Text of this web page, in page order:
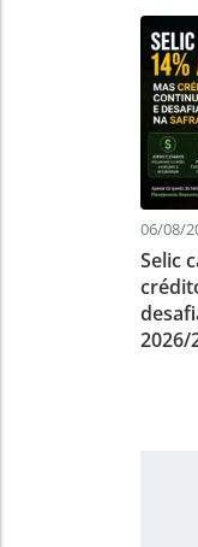
06/08/
Selic
2026/